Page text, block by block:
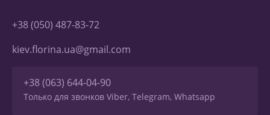
+38 (050) 487-83-72
kiev.florina.ua@gmail.com
+38 (063) 644-04-90
Только для звонков Viber, Telegram, Whatsapp